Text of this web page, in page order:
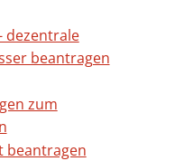
dezentrale
beantragen
zum
beantragen